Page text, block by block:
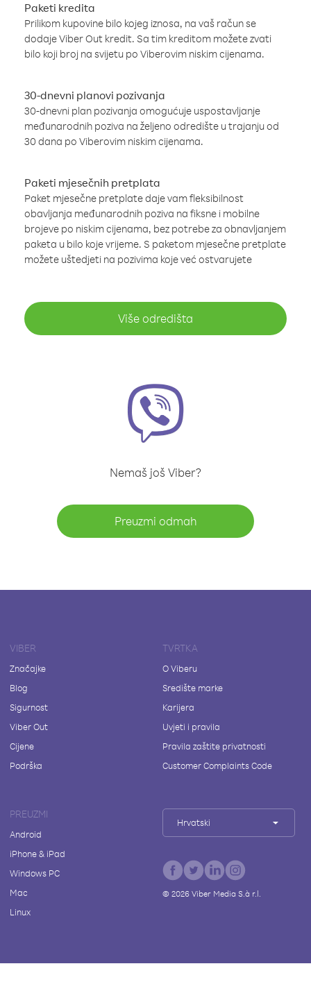
Paketi kredita
Prilikom kupovine bilo kojeg iznosa, na vaš račun se
dodaje Viber Out kredit. Sa tim kreditom možete zvati
bilo koji broj na svijetu po Viberovim niskim cijenama.
30-dnevni planovi pozivanja
30-dnevni plan pozivanja omogućuje uspostavljanje
međunarodnih poziva na željeno odredište u trajanju od
30 dana po Viberovim niskim cijenama.
Paketi mjesečnih pretplata
Paket mjesečne pretplate daje vam fleksibilnost
obavljanja međunarodnih poziva na fiksne i mobilne
brojeve po niskim cijenama, bez potrebe za obnavljanjem
paketa u bilo koje vrijeme. S paketom mjesečne pretplate
možete uštedjeti na pozivima koje već ostvarujete
Više odredišta
Nemaš još Viber?
Preuzmi odmah
VIBER
Značajke
Blog
Sigurnost
Viber Out
Cijene
Podrška
TVRTKA
O Viberu
Središte marke
Karijera
Uvjeti i pravila
Pravila zaštite privatnosti
Customer Complaints Code
PREUZMI
Android
iPhone & iPad
Windows PC
Mac
Linux
Hrvatski
© 2026Viber Media S.à r.l.